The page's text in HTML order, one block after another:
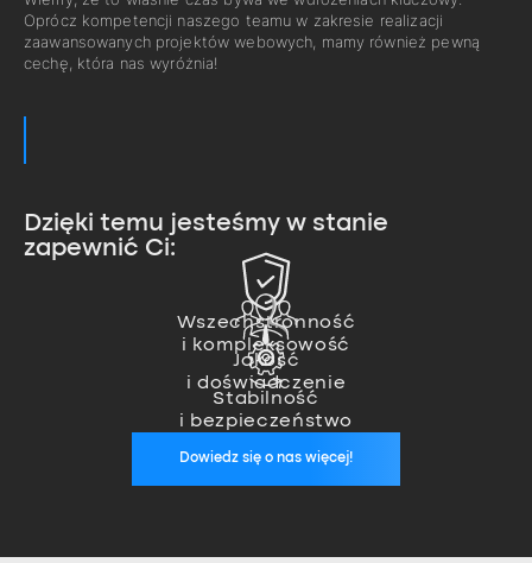
Oprócz kompetencji naszego teamu w zakresie realizacji
zaawansowanych projektów webowych, mamy również pewną
cechę, która nas wyróżnia!
Dzięki temu jesteśmy w stanie
zapewnić Ci:
Wszechstronność
i kompleksowość
Zajmujemy się pełną realizacją
projektu od pomysłu, przez
wykonanie, aż po wdrożenie.
Jakość
i doświadczenie
Nasz team ekspertów pozwala
nam na realizację nawet
najbardziej zaawansowanych
projektów.
Stabilność
i bezpieczeństwo
Jesteśmy zawsze, kiedy nas
potrzebujesz. Zapewniamy stałą
opiekę wykwalifikowanego
specjalisty, który zadba o
stabilność Twoich aplikacji.
Dowiedz się o nas więcej!